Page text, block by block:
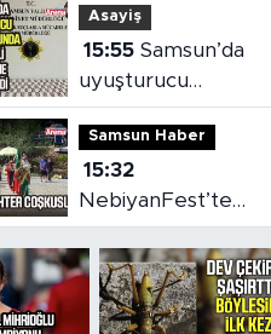
Asayiş
15:55 Samsun’da
uyuşturucu
operasyonunda 7
şüpheli cezaevine
gönderildi
Samsun Haber
15:32
NebiyanFest’te
mehter coşkusu,
spor heyecanı